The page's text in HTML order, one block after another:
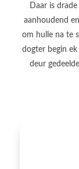
Daar is
aanhoudend
om hulle na te
dogter begin
deur